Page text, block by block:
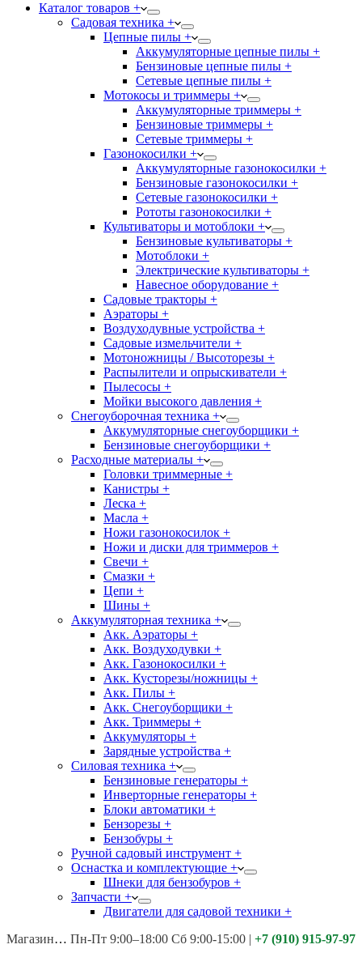
Каталог товаров +
Садовая техника +
Цепные пилы +
Аккумуляторные цепные пилы +
Бензиновые цепные пилы +
Сетевые цепные пилы +
Мотокосы и триммеры +
Аккумуляторные триммеры +
Бензиновые триммеры +
Сетевые триммеры +
Газонокосилки +
Аккумуляторные газонокосилки +
Бензиновые газонокосилки +
Сетевые газонокосилки +
Рототы газонокосилки +
Культиваторы и мотоблоки +
Бензиновые культиваторы +
Мотоблоки +
Электрические культиваторы +
Навесное оборудование +
Садовые тракторы +
Аэраторы +
Воздуходувные устройства +
Садовые измельчители +
Мотоножницы / Высоторезы +
Распылители и опрыскиватели +
Пылесосы +
Мойки высокого давления +
Снегоуборочная техника +
Аккумуляторные снегоуборщики +
Бензиновые снегоуборщики +
Расходные материалы +
Головки триммерные +
Канистры +
Леска +
Масла +
Ножи газонокосилок +
Ножи и диски для триммеров +
Свечи +
Смазки +
Цепи +
Шины +
Аккумуляторная техника +
Акк. Аэраторы +
Акк. Воздуходувки +
Акк. Газонокосилки +
Акк. Кусторезы/ножницы +
Акк. Пилы +
Акк. Снегоуборщики +
Акк. Триммеры +
Аккумуляторы +
Зарядные устройства +
Силовая техника +
Бензиновые генераторы +
Инверторные генераторы +
Блоки автоматики +
Бензорезы +
Бензобуры +
Ручной садовый инструмент +
Оснастка и комплектующие +
Шнеки для бензобуров +
Запчасти +
Двигатели для садовой техники +
Магазины: Калуга ул. Московская д.113
Пн-Пт 9:00–18:00 Сб 9:00-15:00 | +7 (910) 915-97-97